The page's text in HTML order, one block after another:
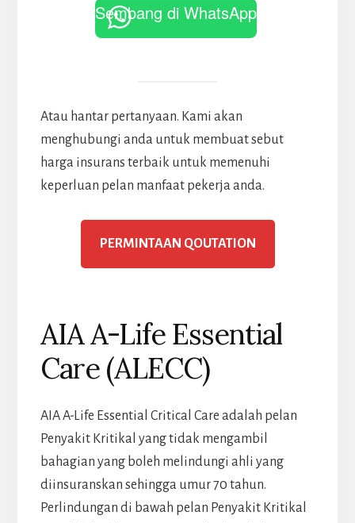
Sembang di WhatsApp
Atau hantar pertanyaan. Kami akan
menghubungi anda untuk membuat sebut
harga insurans terbaik untuk memenuhi
keperluan pelan manfaat pekerja anda.
PERMINTAAN QOUTATION
AIA A-Life Essential
Care (ALECC)
AIA A-Life Essential Critical Care adalah pelan
Penyakit Kritikal yang tidak mengambil
bahagian yang boleh melindungi ahli yang
diinsuranskan sehingga umur 70 tahun.
Perlindungan di bawah pelan Penyakit Kritikal